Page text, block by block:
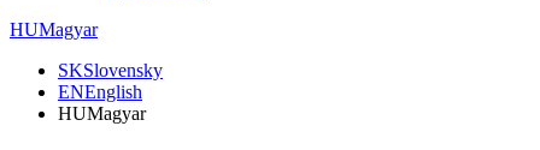
HUMagyar
SKSlovensky
ENEnglish
HUMagyar